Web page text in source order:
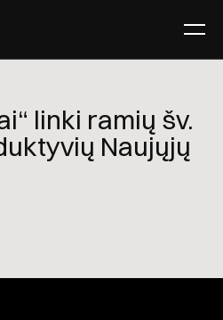
linki ramių šv.
Naujųjų